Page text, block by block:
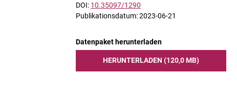
DOI: 10.35097/1290
Publikationsdatum: 2023-06-21
Datenpaket herunterladen
HERUNTERLADEN (120,0 MB)